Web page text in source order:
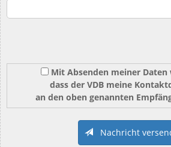
Mit Absenden meiner Daten
dass der VDB meine
an den oben genannten
Nachricht